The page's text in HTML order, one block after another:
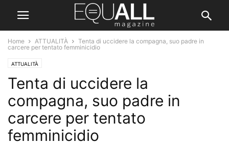
Home ATTUALITÀ
Tenta di uccidere la compagna, suo padre in
carcere per tentato femminicidio
ATTUALITÀ
Tenta di uccidere la
compagna, suo padre in
carcere per tentato
femminicidio